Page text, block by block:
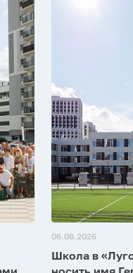
06.08.2026
Школа в